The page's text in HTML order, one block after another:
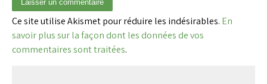
Ce site utilise Akismet pour réduire les indésirables. En
savoir plus sur la façon dont les données de vos
commentaires sont traitées.